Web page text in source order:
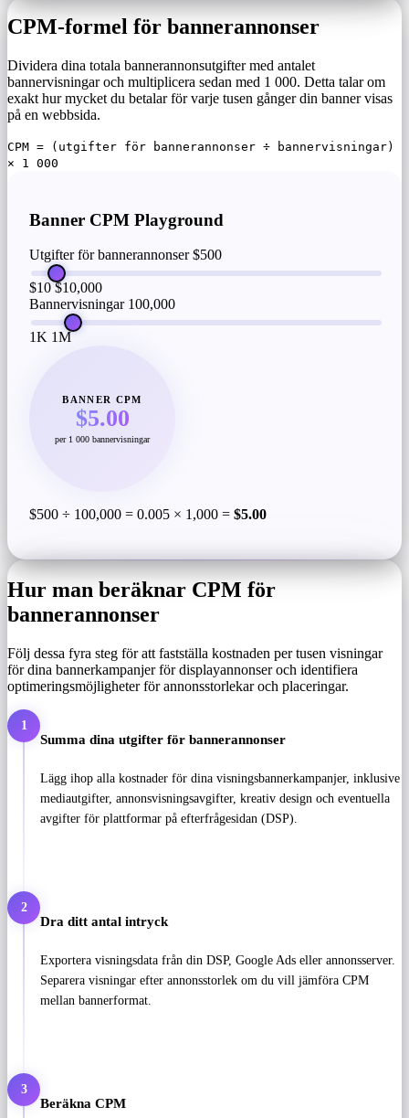
CPM-formel för bannerannonser
Dividera dina totala bannerannonsutgifter med antalet
bannervisningar och multiplicera sedan med 1 000. Detta talar om
exakt hur mycket du betalar för varje tusen gånger din banner visas
på en webbsida.
CPM = (utgifter för bannerannonser ÷ bannervisningar)
× 1 000
Banner CPM Playground
Utgifter för bannerannonser $500
$10 $10,000
Bannervisningar 100,000
1K 1M
BANNER CPM
$5.00
per 1 000 bannervisningar
$500 ÷ 100,000 = 0.005 × 1,000 = $5.00
Hur man beräknar CPM för
bannerannonser
Följ dessa fyra steg för att fastställa kostnaden per tusen visningar
för dina bannerkampanjer för displayannonser och identifiera
optimeringsmöjligheter för annonsstorlekar och placeringar.
1
Summa dina utgifter för bannerannonser
Lägg ihop alla kostnader för dina visningsbannerkampanjer, inklusive
mediautgifter, annonsvisningsavgifter, kreativ design och eventuella
avgifter för plattformar på efterfrågesidan (DSP).
2
Dra ditt antal intryck
Exportera visningsdata från din DSP, Google Ads eller annonsserver.
Separera visningar efter annonsstorlek om du vill jämföra CPM
mellan bannerformat.
3
Beräkna CPM